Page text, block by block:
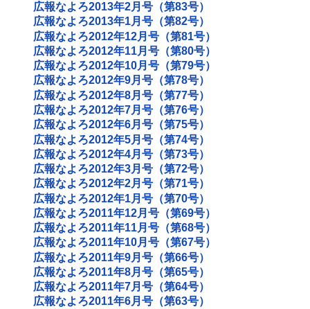
広報なよろ2013年2月号（第83号）
広報なよろ2013年1月号（第82号）
広報なよろ2012年12月号（第81号）
広報なよろ2012年11月号（第80号）
広報なよろ2012年10月号（第79号）
広報なよろ2012年9月号（第78号）
広報なよろ2012年8月号（第77号）
広報なよろ2012年7月号（第76号）
広報なよろ2012年6月号（第75号）
広報なよろ2012年5月号（第74号）
広報なよろ2012年4月号（第73号）
広報なよろ2012年3月号（第72号）
広報なよろ2012年2月号（第71号）
広報なよろ2012年1月号（第70号）
広報なよろ2011年12月号（第69号）
広報なよろ2011年11月号（第68号）
広報なよろ2011年10月号（第67号）
広報なよろ2011年9月号（第66号）
広報なよろ2011年8月号（第65号）
広報なよろ2011年7月号（第64号）
広報なよろ2011年6月号（第63号）